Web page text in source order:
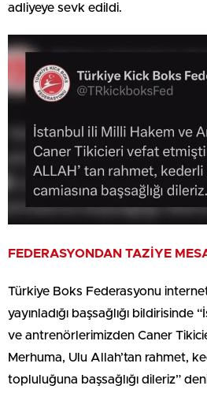
adliyeye sevk edildi.
FEDERASYONDAN TAZİYE
Türkiye Boks Federasyonu
yayınladığı başsağlığı bildirisinde
ve antrenörlerimizden Caner
Merhuma, Ulu Allah’tan rahmet,
topluluğuna başsağlığı dileriz”